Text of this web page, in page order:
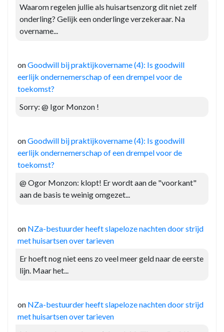
Waarom regelen jullie als huisartsenzorg dit niet zelf
onderling? Gelijk een onderlinge verzekeraar. Na
overname...
onGoodwill bij praktijkovername (4): Is goodwill
eerlijk ondernemerschap of een drempel voor de
toekomst?
Sorry: @ Igor Monzon !
onGoodwill bij praktijkovername (4): Is goodwill
eerlijk ondernemerschap of een drempel voor de
toekomst?
@ Ogor Monzon: klopt! Er wordt aan de "voorkant"
aan de basis te weinig omgezet...
on NZa-bestuurder heeft slapeloze nachten door strijd
met huisartsen over tarieven
Er hoeft nog niet eens zo veel meer geld naar de eerste
lijn. Maar het...
on NZa-bestuurder heeft slapeloze nachten door strijd
met huisartsen over tarieven